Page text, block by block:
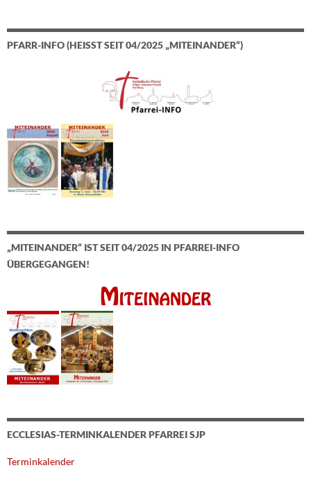
PFARR-INFO (HEISST SEIT 04/2025 „MITEINANDER“)
„MITEINANDER“ IST SEIT 04/2025 IN PFARREI-INFO
ÜBERGEGANGEN!
ECCLESIAS-TERMINKALENDER PFARREI SJP
Terminkalender